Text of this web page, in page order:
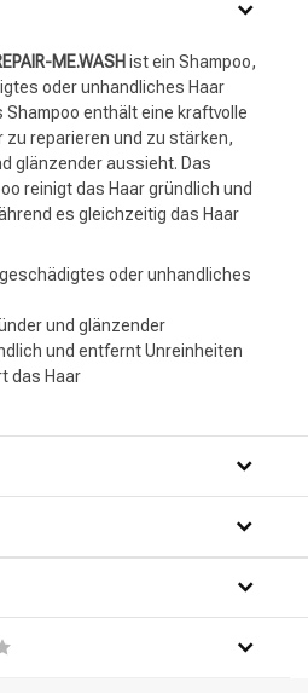
ME.WASH ist ein Shampoo,
oder unhandliches Haar
enthält eine kraftvolle
zu reparieren und zu stärken,
glänzender aussieht. Das
reinigt das Haar gründlich und
es gleichzeitig das Haar
oder unhandliches
und glänzender
und entfernt Unreinheiten
das Haar
Menge Shampoo in deine
gleichmäßig über dein Haar
einige Minuten einwirken,
zu reparieren.